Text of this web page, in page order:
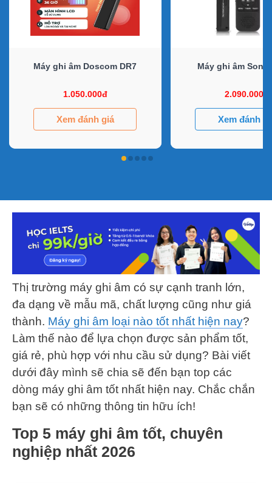
Máy ghi âm Doscom DR7
1.050.000đ
Xem đánh giá
Máy ghi âm Sony
2.090.000đ
Xem đánh
Thị trường máy ghi âm có sự cạnh tranh lớn,
đa dạng về mẫu mã, chất lượng cũng như giá
thành. Máy ghi âm loại nào tốt nhất hiện nay?
Làm thế nào để lựa chọn được sản phẩm tốt,
giá rẻ, phù hợp với nhu cầu sử dụng? Bài viết
dưới đây mình sẽ chia sẽ đến bạn top các
dòng máy ghi âm tốt nhất hiện nay. Chắc chắn
bạn sẽ có những thông tin hữu ích!
Top 5 máy ghi âm tốt, chuyên
nghiệp nhất 2026